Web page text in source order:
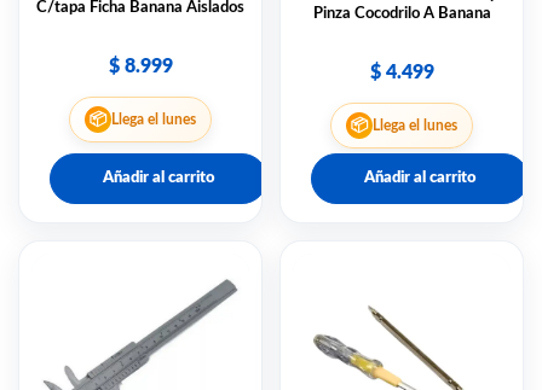
C/tapa Ficha Banana Aislados
$8.999
📦 Llega el lunes
Añadir al carrito
Pinza Cocodrilo A Banana
$4.499
📦 Llega el lunes
Añadir al carrito